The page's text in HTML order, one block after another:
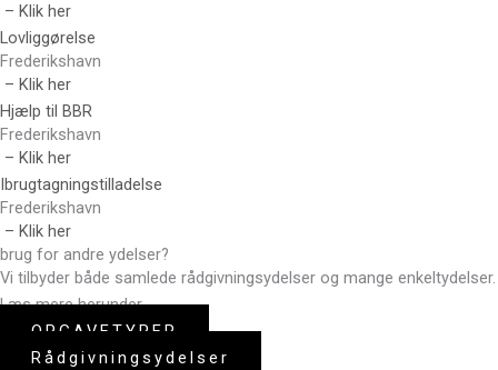
– Klik her
Lovliggørelse
Frederikshavn
– Klik her
Hjælp til BBR
Frederikshavn
– Klik her
Ibrugtagningstilladelse
Frederikshavn
– Klik her
brug for andre ydelser?
Vi tilbyder både samlede rådgivningsydelser og mange enkeltydelser.
Læs mere herunder.
OPGAVETYPER
Rådgivningsydelser